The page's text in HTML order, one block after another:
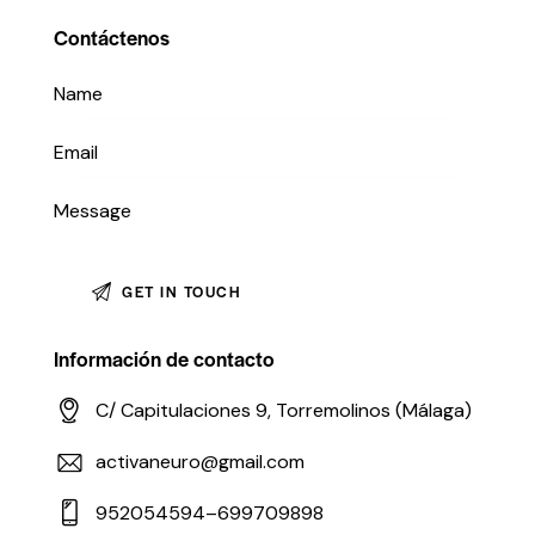
Contáctenos
Información de contacto
C/ Capitulaciones 9, Torremolinos (Málaga)
activaneuro@gmail.com
952054594–699709898